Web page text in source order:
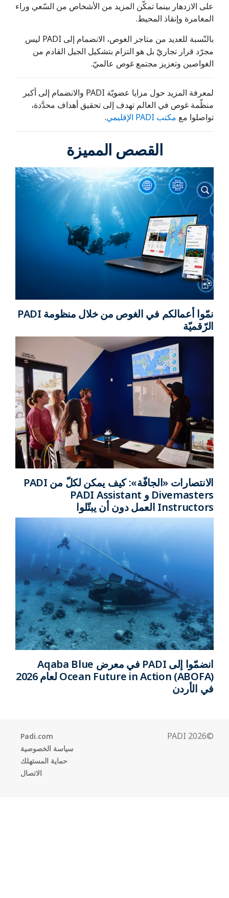
على الازدهار بينما تمكّن المزيد من الأشخاص من السّعي وراء
المغامرة وإنقاذ المحيط.
بالنّسبة للعديد من متاجر الغوص، الانضمام إلى PADI ليس
مجرّد قرار تجاريّ بل هو التزام بتشكيل الجيل القادم من
الغواصين وتعزيز مجتمع غوص عالميّ.
لمعرفة المزيد حول مزايا عضويّة PADI والانضمام إلى أكبر
منظّمة غوص في العالم تهدف إلى تحقيق أهداف محدَّدة،
تواصلوا مع مكتب PADI الإقليمي .
القصص المميزة
نمّوا أعمالكم في الغوص من خلال منظومة PADI
الرّقميّة
الانتصارات «الجافّة»: كيف يمكن لكلّ من PADI
Divemasters و PADI Assistant
Instructors العمل دون أن يبتّلوا
انضمّوا إلى PADI في معرض Aqaba Blue
Ocean Future in Action (ABOFA) لعام 2026
في الأردن
Padi.com
سياسة الخصوصية
حماية المستهلك
الاتصال